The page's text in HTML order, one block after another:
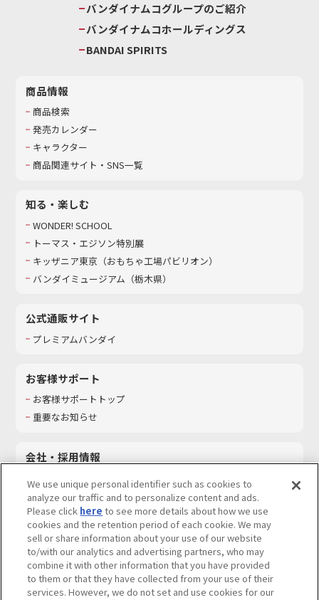
バンダイナムコグループのご紹介
バンダイナムコホールディングス
BANDAI SPIRITS
商品情報
商品検索
発売カレンダー
キャラクター
商品関連サイト・SNS一覧
知る・楽しむ
WONDER! SCHOOL
トーマス・エジソン特別展
キッザニア東京（おもちゃ工場パビリオン）​
バンダイミュージアム（栃木県）
公式通販サイト
プレミアムバンダイ
お客様サポート
お客様サポートトップ
重要なお知らせ
会社・採用情報
採用情報
サステナビリティ
お問い合わせ
ウェブサイトご利用条件 ソーシャルメディアポリシー
We use unique personal identifier such as cookies to
analyze our traffic and to personalize content and ads.
Please click here to see more details about how we use
cookies and the retention period of each cookie. We may
sell or share information about your use of our website
to/with our analytics and advertising partners, who may
combine it with other information that you have provided
to them or that they have collected from your use of their
services. However, we do not set and use cookies for our